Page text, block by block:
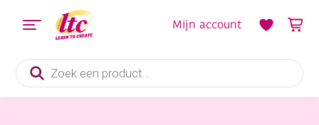
Producten
zoeken
Mijn account